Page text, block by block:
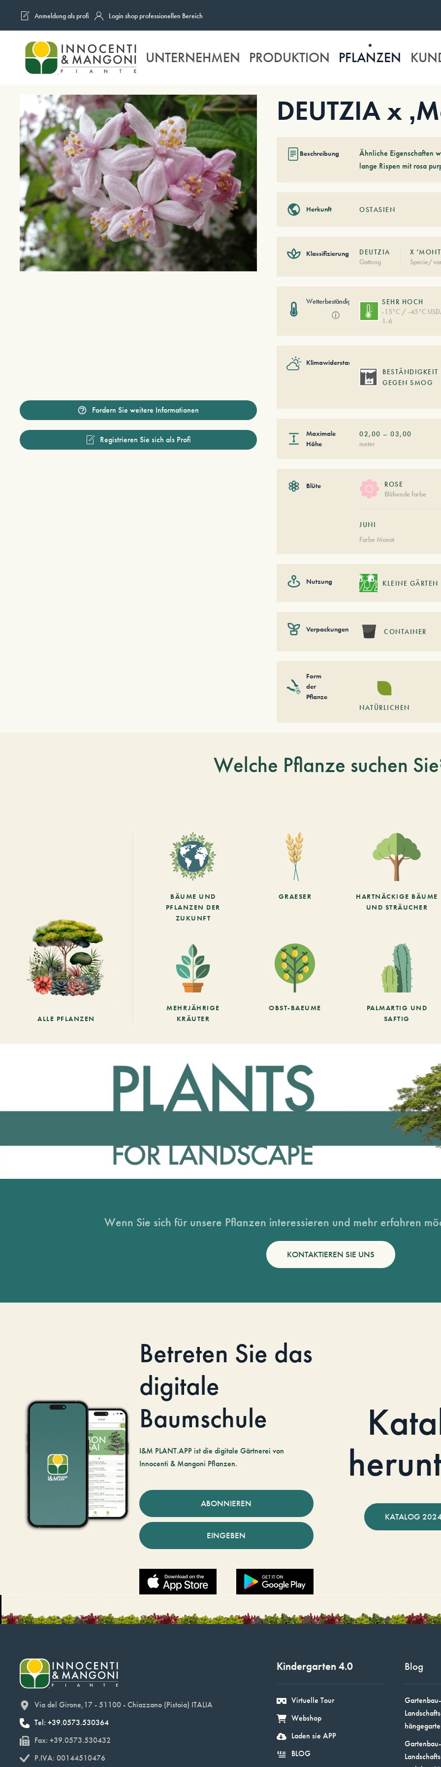
Skip to main content
Anmeldung als profi Login shop professionellen Bereich
UNTERNEHMEN PRODUKTION PFLANZEN
Fordern Sie weitere Informationen
Registrieren Sie sich als Profi
DEUTZIA x
Beschreibung
Ähnliche Eigenschaften
lange Rispen mit rosa
Herkunft OSTASIEN
Klassifizierung
DEUTZIA
Gattung
X
Specie/
Wetterbeständigkeit
ⓘ
SEHR HOCH
-15°C / -45°C
1-6
Klimawiderstand
BESTÄNDIGKEIT
GEGEN SMOG
Maximale
Höhe
02,00 –03,00
meter
Blüte
ROSE
Blühende farbe
JUNI
Farbe Monat
Nutzung KLEINE GÄRTEN
Verpackungen CONTAINER
Form
der
Pflanze
NATÜRLICHEN
Welche Pflanze suchen
ALLE PFLANZEN
BÄUME UND
PFLANZEN DER
ZUKUNFT
GRAESER
HARTNÄCKIGE BÄUME
UND STRÄUCHER
MEHRJÄHRIGE
KRÄUTER
OBST-BAEUME
PALMARTIG UND
SAFTIG
Wenn Sie sich für unsere Pflanzen interessieren und mehr erfahren
KONTAKTIEREN SIE UNS
Betreten Sie das
digitale
Baumschule
I&M PLANT.APP ist die digitale Gärtnerei von
Innocenti & Mangoni Pflanzen.
ABONNIEREN
EINGEBEN
KATALOG
Via del Girone,17 - 51100 - Chiazzano (Pistoia) ITALIA
Tel: +39.0573.530364
Fax: +39.0573.530432
P.IVA: 00144510476
Kindergarten 4.0
Virtuelle Tour
Webshop
Laden sie APP
BLOG
Blog